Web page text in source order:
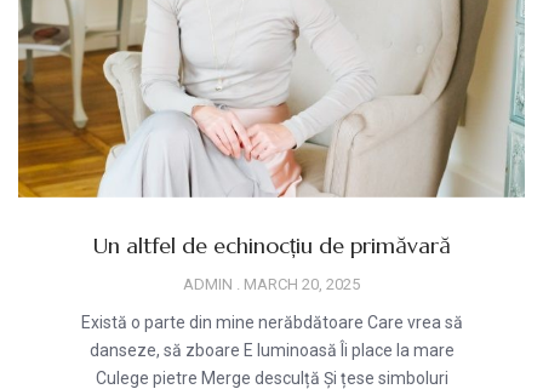
Un altfel de echinocțiu de primăvară
ADMIN MARCH 20, 2025
Există o parte din mine nerăbdătoare Care vrea să
danseze, să zboare E luminoasă Îi place la mare
Culege pietre Merge desculță Și țese simboluri